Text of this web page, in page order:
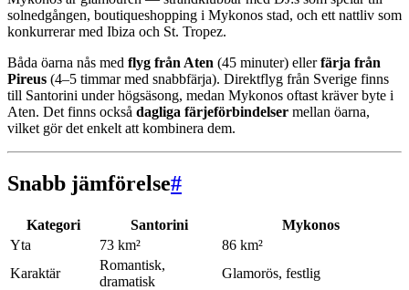
solnedgången, boutiqueshopping i Mykonos stad, och ett nattliv som
konkurrerar med Ibiza och St. Tropez.
Båda öarna nås med flyg från Aten (45 minuter) ellerfärja från
Pireus (4–5 timmar med snabbfärja). Direktflyg från Sverige finns
till Santorini under högsäsong, medan Mykonos oftast kräver byte i
Aten. Det finns också dagliga färjeförbindelser mellan öarna,
vilket gör det enkelt att kombinera dem.
Snabb jämförelse#
Kategori Santorini
Mykonos
Yta
73 km²
86 km²
Karaktär
Romantisk,
dramatisk
Glamorös, festlig